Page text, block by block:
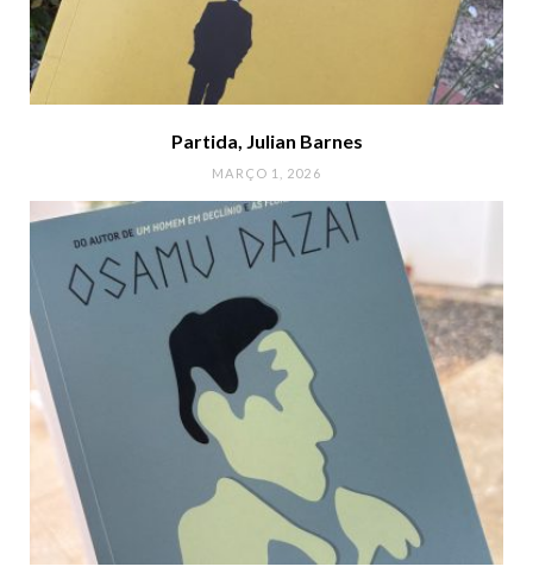
Partida, Julian Barnes
MARÇO 1, 2026